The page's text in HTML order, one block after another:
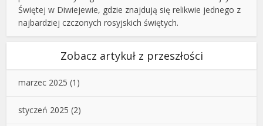
Świętej w Diwiejewie, gdzie znajdują się relikwie jednego z
najbardziej czczonych rosyjskich świętych.
Zobacz artykuł z przeszłości
marzec 2025 (1)
styczeń 2025 (2)